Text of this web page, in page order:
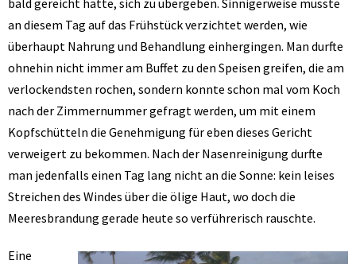
an diesem Tag auf das Frühstück verzichtet werden, wie
überhaupt Nahrung und Behandlung einhergingen. Man durfte
ohnehin nicht immer am Buffet zu den Speisen greifen, die am
verlockendsten rochen, sondern konnte schon mal vom Koch
nach der Zimmernummer gefragt werden, um mit einem
Kopfschütteln die Genehmigung für eben dieses Gericht
verweigert zu bekommen. Nach der Nasenreinigung durfte
man jedenfalls einen Tag lang nicht an die Sonne: kein leises
Streichen des Windes über die ölige Haut, wo doch die
Meeresbrandung gerade heute so verführerisch rauschte.
Eine